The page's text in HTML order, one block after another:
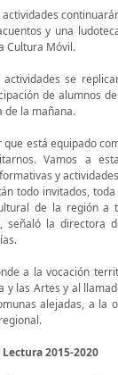
y una
Cultura Móvil.
actividades se
de alumnos
de la mañana.
que está equipado
Vamos a
y
todo invitados,
de la región a
señaló la directora
a la vocación
y las Artes y al
alejadas, a la
2015-2020